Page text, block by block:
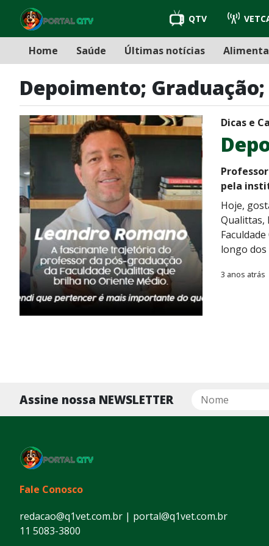
QTV
Home Saúde Últimas notícias
Depoimento;
Dicas e
pela
Hoje,
Qualittas,
longo dos
3 anos atrás
Assine nossa NEWSLETTER
Fale Conosco
redacao@q1vet.com.br | portal@q1vet.com.br
11 5083-3800